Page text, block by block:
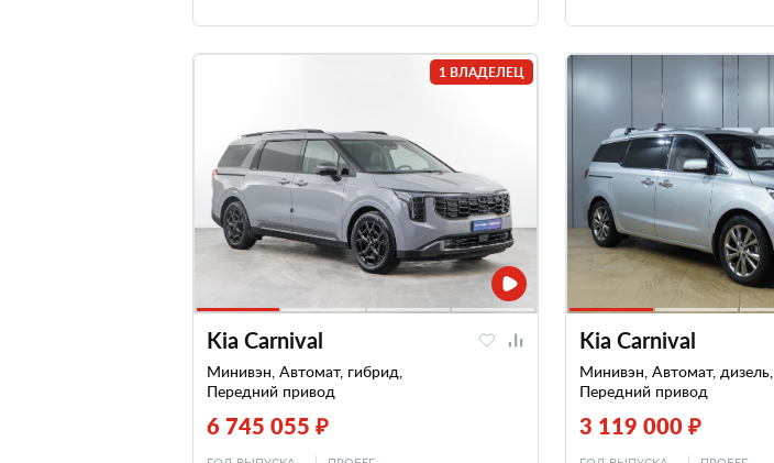
1 ВЛАДЕЛЕЦ
Kia Carnival
Минивэн, Автомат, гибрид,
Передний привод
6 745 055 ₽
Kia Carnival
Минивэн, Автомат, дизель,
Передний привод
3 119 000 ₽